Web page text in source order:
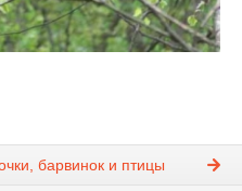
барвинок и птицы